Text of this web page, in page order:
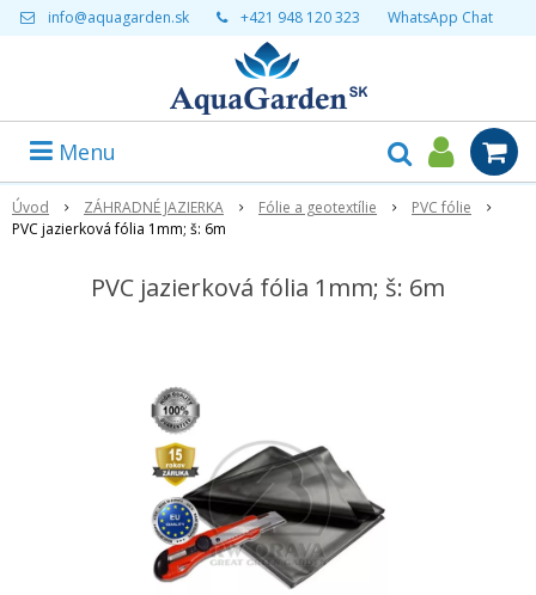
info@aquagarden.sk +421 948 120 323 WhatsApp Chat
Menu
Úvod ZÁHRADNÉ JAZIERKA Fólie a geotextílie
PVC fólie
PVC jazierková fólia 1mm; š: 6m
PVC jazierková fólia 1mm; š: 6m